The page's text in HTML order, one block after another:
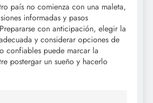
país no comienza con una maleta,
informadas y pasos
con anticipación, elegir la
y considerar opciones de
confiables puede marcar la
postergar un sueño y hacerlo